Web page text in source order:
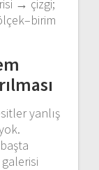
→ çizgi;
yanlış